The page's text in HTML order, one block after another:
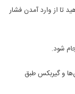
تا از وارد آمدن فشار
و گیربکس طبق